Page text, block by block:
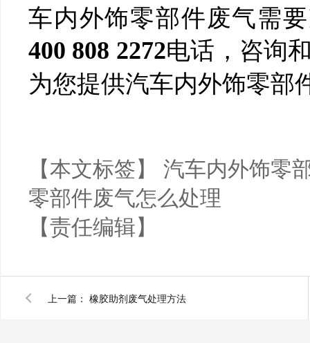
车内外饰零部件废气需
400 808 2272电话，咨询
为您提供汽车内外饰零部
【本文标签】 汽车内外饰零
零部件废气怎么处理
【责任编辑】
上一篇： 橡胶助剂废气处理方法